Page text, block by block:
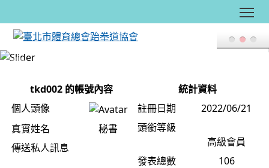
tkd002 的帳號內容
個人頭像
真實姓名
秘書
傳送私人訊息
統計資料
註冊日期
2022/06/21
頭銜等級
高級會員
發表總數
106